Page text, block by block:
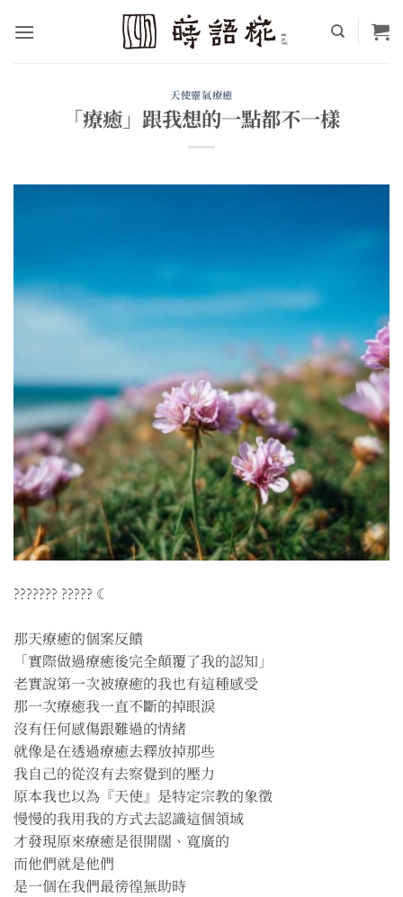
天使靈氣療癒
「療癒」跟我想的一點都不一樣
??????? ????? ☾
那天療癒的個案反饋
「實際做過療癒後完全顛覆了我的認知」
老實說第一次被療癒的我也有這種感受
那一次療癒我一直不斷的掉眼淚
沒有任何感傷跟難過的情緒
就像是在透過療癒去釋放掉那些
我自己的從沒有去察覺到的壓力
原本我也以為『天使』是特定宗教的象徵
慢慢的我用我的方式去認識這個領域
才發現原來療癒是很開闊、寬廣的
而他們就是他們
是一個在我們最徬徨無助時